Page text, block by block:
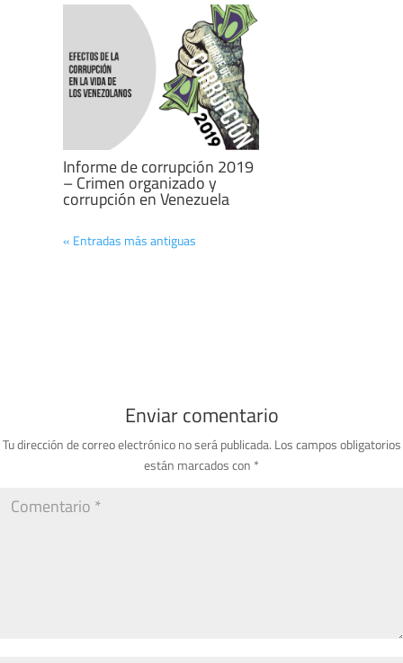
Informe de corrupción 2019
– Crimen organizado y
corrupción en Venezuela
« Entradas más antiguas
Enviar comentario
Tu dirección de correo electrónico no será publicada. Los campos obligatorios
están marcados con *